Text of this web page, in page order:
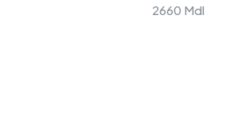
2660 Mdl